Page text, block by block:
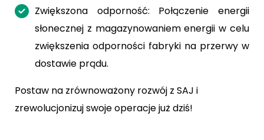
Zwiększona odporność: Połączenie energii
słonecznej z magazynowaniem energii w celu
zwiększenia odporności fabryki na przerwy w
dostawie prądu.
Postaw na zrównoważony rozwój z SAJ i
zrewolucjonizuj swoje operacje już dziś!